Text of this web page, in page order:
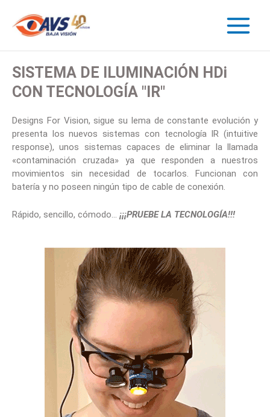
SISTEMA DE ILUMINACIÓN HDi
CON TECNOLOGÍA "IR"
Designs For Vision, sigue su lema de constante evolución y
presenta los nuevos sistemas con tecnología IR (intuitive
response), unos sistemas capaces de eliminar la llamada
«contaminación cruzada» ya que responden a nuestros
movimientos sin necesidad de tocarlos. Funcionan con
batería y no poseen ningún tipo de cable de conexión.
Rápido, sencillo, cómodo… ¡¡¡PRUEBE LA TECNOLOGÍA!!!